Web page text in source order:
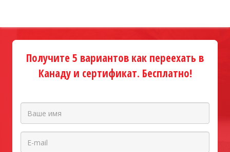
Получите 5 вариантов как переехать в
Канаду и сертификат. Бесплатно!